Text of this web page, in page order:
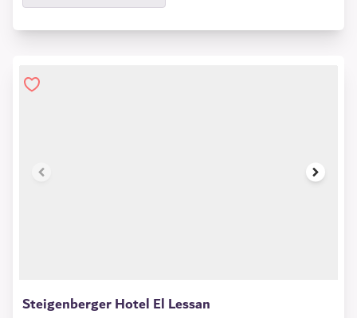
Steigenberger Hotel El Lessan